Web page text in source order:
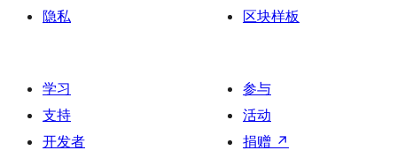
隐私
区块样板
学习
支持
开发者
参与
活动
捐赠 ↗